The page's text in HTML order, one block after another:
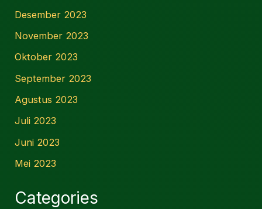
Desember 2023
November 2023
Oktober 2023
September 2023
Agustus 2023
Juli 2023
Juni 2023
Mei 2023
Categories